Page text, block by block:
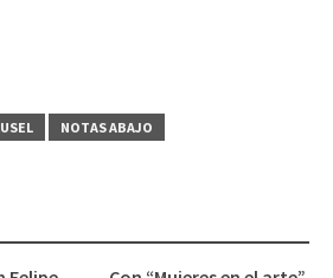
NOTAS ABAJO